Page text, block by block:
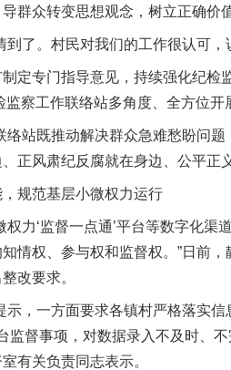
群众转变思想观念，树立正确价
。村民对我们的工作很认可，
专门指导意见，持续强化纪检监
察工作联络站多角度、全方位
站既推动解决群众急难愁盼问题
正风肃纪反腐就在身边、公平正
规范基层小微权力运行
力‘监督一点通’平台等数字化渠
情权、参与权和监督权。”日前
改要求。
，一方面要求各镇村严格落实信
监督事项，对数据录入不及时、
有关负责同志表示。